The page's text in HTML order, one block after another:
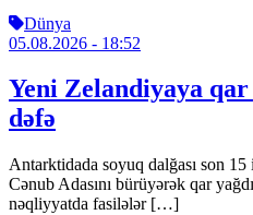
Dünya
05.08.2026 - 18:52
Yeni Zelandiyaya
dəfə
Antarktidada soyuq dalğası son
Cənub Adasını bürüyərək qar
nəqliyyatda fasilələr […]